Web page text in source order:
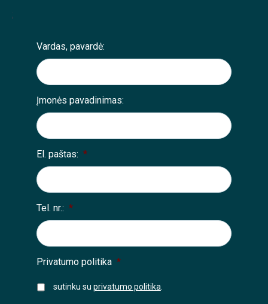
;
Vardas, pavardė:
Įmonės pavadinimas:
El. paštas: *
Tel. nr.: *
Privatumo politika *
sutinku su privatumo politika